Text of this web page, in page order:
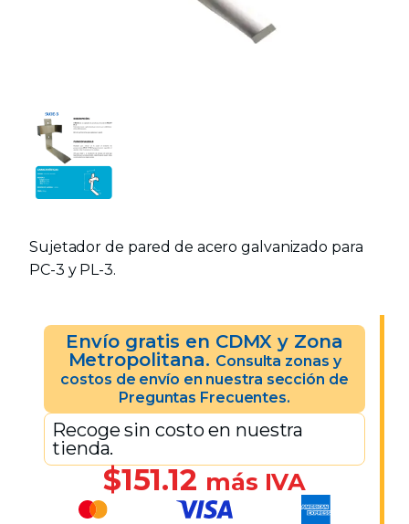
Sujetador de pared de acero galvanizado para
PC-3 y PL-3.
Envío gratis en CDMX y Zona
Metropolitana. Consulta zonas y
costos de envío en nuestra sección de
Preguntas Frecuentes.
Recoge sin costo en nuestra
tienda.
$151.12 más IVA